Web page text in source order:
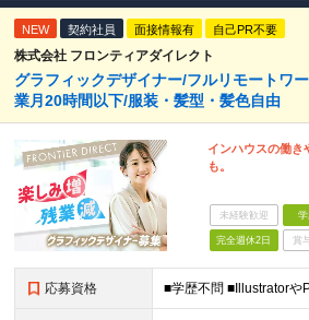
NEW 契約社員 面接情報有 自己PR不要
株式会社 フロンティアダイレクト
グラフィックデザイナー/フルリモートワ
業月20時間以下/服装・髪型・髪色自由
インハウスの働き
も。
未経験歓迎 学
完全週休2日 賞
応募資格